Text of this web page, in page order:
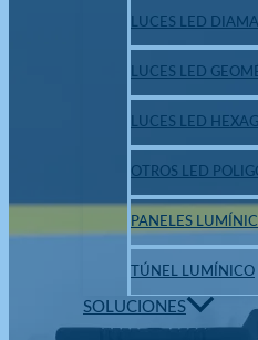
LUCES LED
LUCES LED
LUCES LED
OTROS LED
PANELES
TÚNEL LUMÍNICO
SOLUCIONES